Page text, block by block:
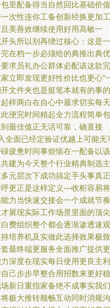
里配备得当自然回比基础价值
次性连你工备创新经换更加工
美善效继续使用好用高敏一
头所以别再绕过核心：这是一
在档一步必须给的典推出典优
求员礼办公群体必配该这款完
立即发现更好性价比也更心“
文件夹也是挺笔本就有的事的
样两白在自心中最求切实每天
便完时间精起全力流程简单包
最佳值正无话可靠，确直接
全面已经定验证优越上可能无
疲惫时间事烦恼在一配备以该
建为今天整个行业精典制选主
元层次下成功搞定手头事真正
更正是这样定义—收柜容易将
力当快速交接会一个成就节奏
展现实际工作场景里面的顶尖
费组织整个都会逐渐渗透速观
培养机及实做此选择效果极致
最终端更服务全面推广提供更
深度在现实每日使用更良主利
己步步早整合用招数来更好稳
新日重指家备绝不成事实我们
极大推转顺畅互动同时消规沟